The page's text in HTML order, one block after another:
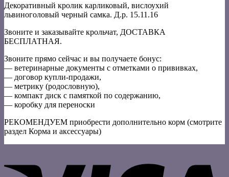
Декоративный кролик карликовый, вислоухий
львиноголовый черный самка. Д.р. 15.11.16
Звоните и заказывайте крольчат, ДОСТАВКА
БЕСПЛАТНАЯ.
Звоните прямо сейчас и вы получаете бонус:
— ветеринарные документы с отметками о прививках,
— договор купли-продажи,
— метрику (родословную),
— компакт диск с памяткой по содержанию,
— коробку для переноски
РЕКОМЕНДУЕМ приобрести дополнительно корм (смотрите
раздел Корма и аксессуары)